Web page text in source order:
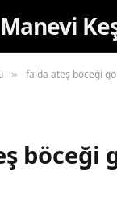
Manevi
» falda ateş böceği
böceği